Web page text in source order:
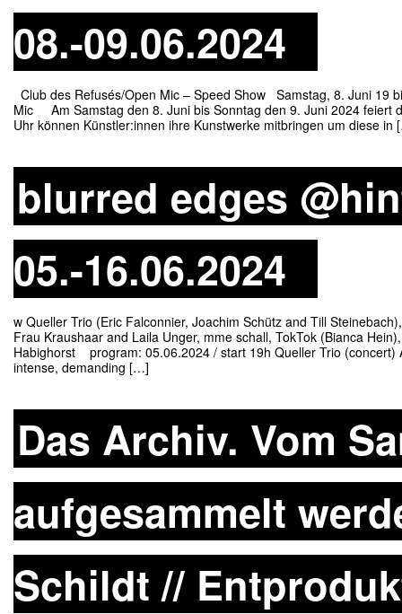
08.-09.06.2024
Club des Refusés/Open Mic – Speed Show Samstag, 8. Juni 19
Mic Am Samstag den 8. Juni bis Sonntag den 9. Juni 2024 feiert
Uhr können Künstler:innen ihre Kunstwerke mitbringen um diese in
blurred edges
05.-16.06.2024
w Queller Trio (Eric Falconnier, Joachim Schütz and Till
Frau Kraushaar and Laila Unger, mme schall, TokTok (Bianca
Habighorst program: 05.06.2024 / start 19h Queller Trio (concert)
intense, demanding […]
Das Archiv. Vom
aufgesammelt
Schildt //